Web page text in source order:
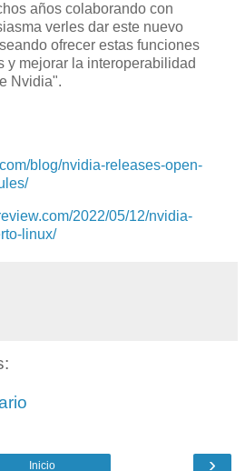
años colaborando con
verles dar este nuevo
ofrecer estas funciones
y mejorar la interoperabilidad
Nvidia".
blog/nvidia-releases-open-
2022/05/12/nvidia-
linux/
›
Inicio